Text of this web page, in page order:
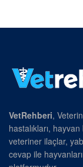
VetRehberi,
hastalıkları,
veteriner ilaçlar,
cevap ile